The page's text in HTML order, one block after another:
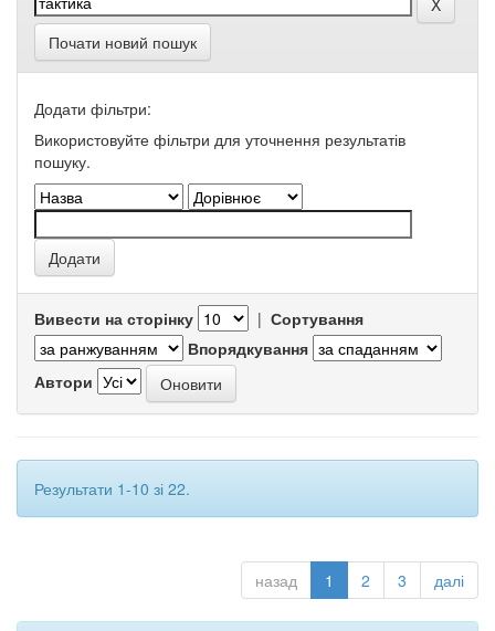
Почати новий пошук
Додати фільтри:
Використовуйте фільтри для уточнення результатів
пошуку.
Вивести на сторінку | Сортування
Впорядкування
Автори
Результати 1-10 зі 22.
назад 1 2 3 далі